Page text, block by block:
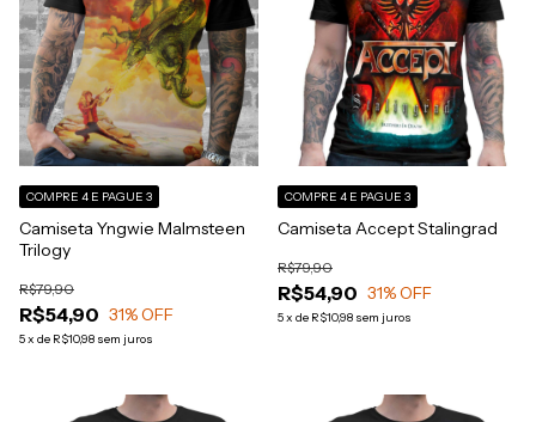
Camiseta Yngwie Malmsteen
Trilogy
R$54,90
R$79,90
31% OFF
5x de R$10,98 sem juros
COMPRE 4 E PAGUE 3
Camiseta Accept Stalingrad
R$54,90
R$79,90
31% OFF
5x de R$10,98 sem juros
COMPRE 4 E PAGUE 3